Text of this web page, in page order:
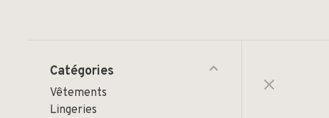
Catégories
Vêtements
Lingeries